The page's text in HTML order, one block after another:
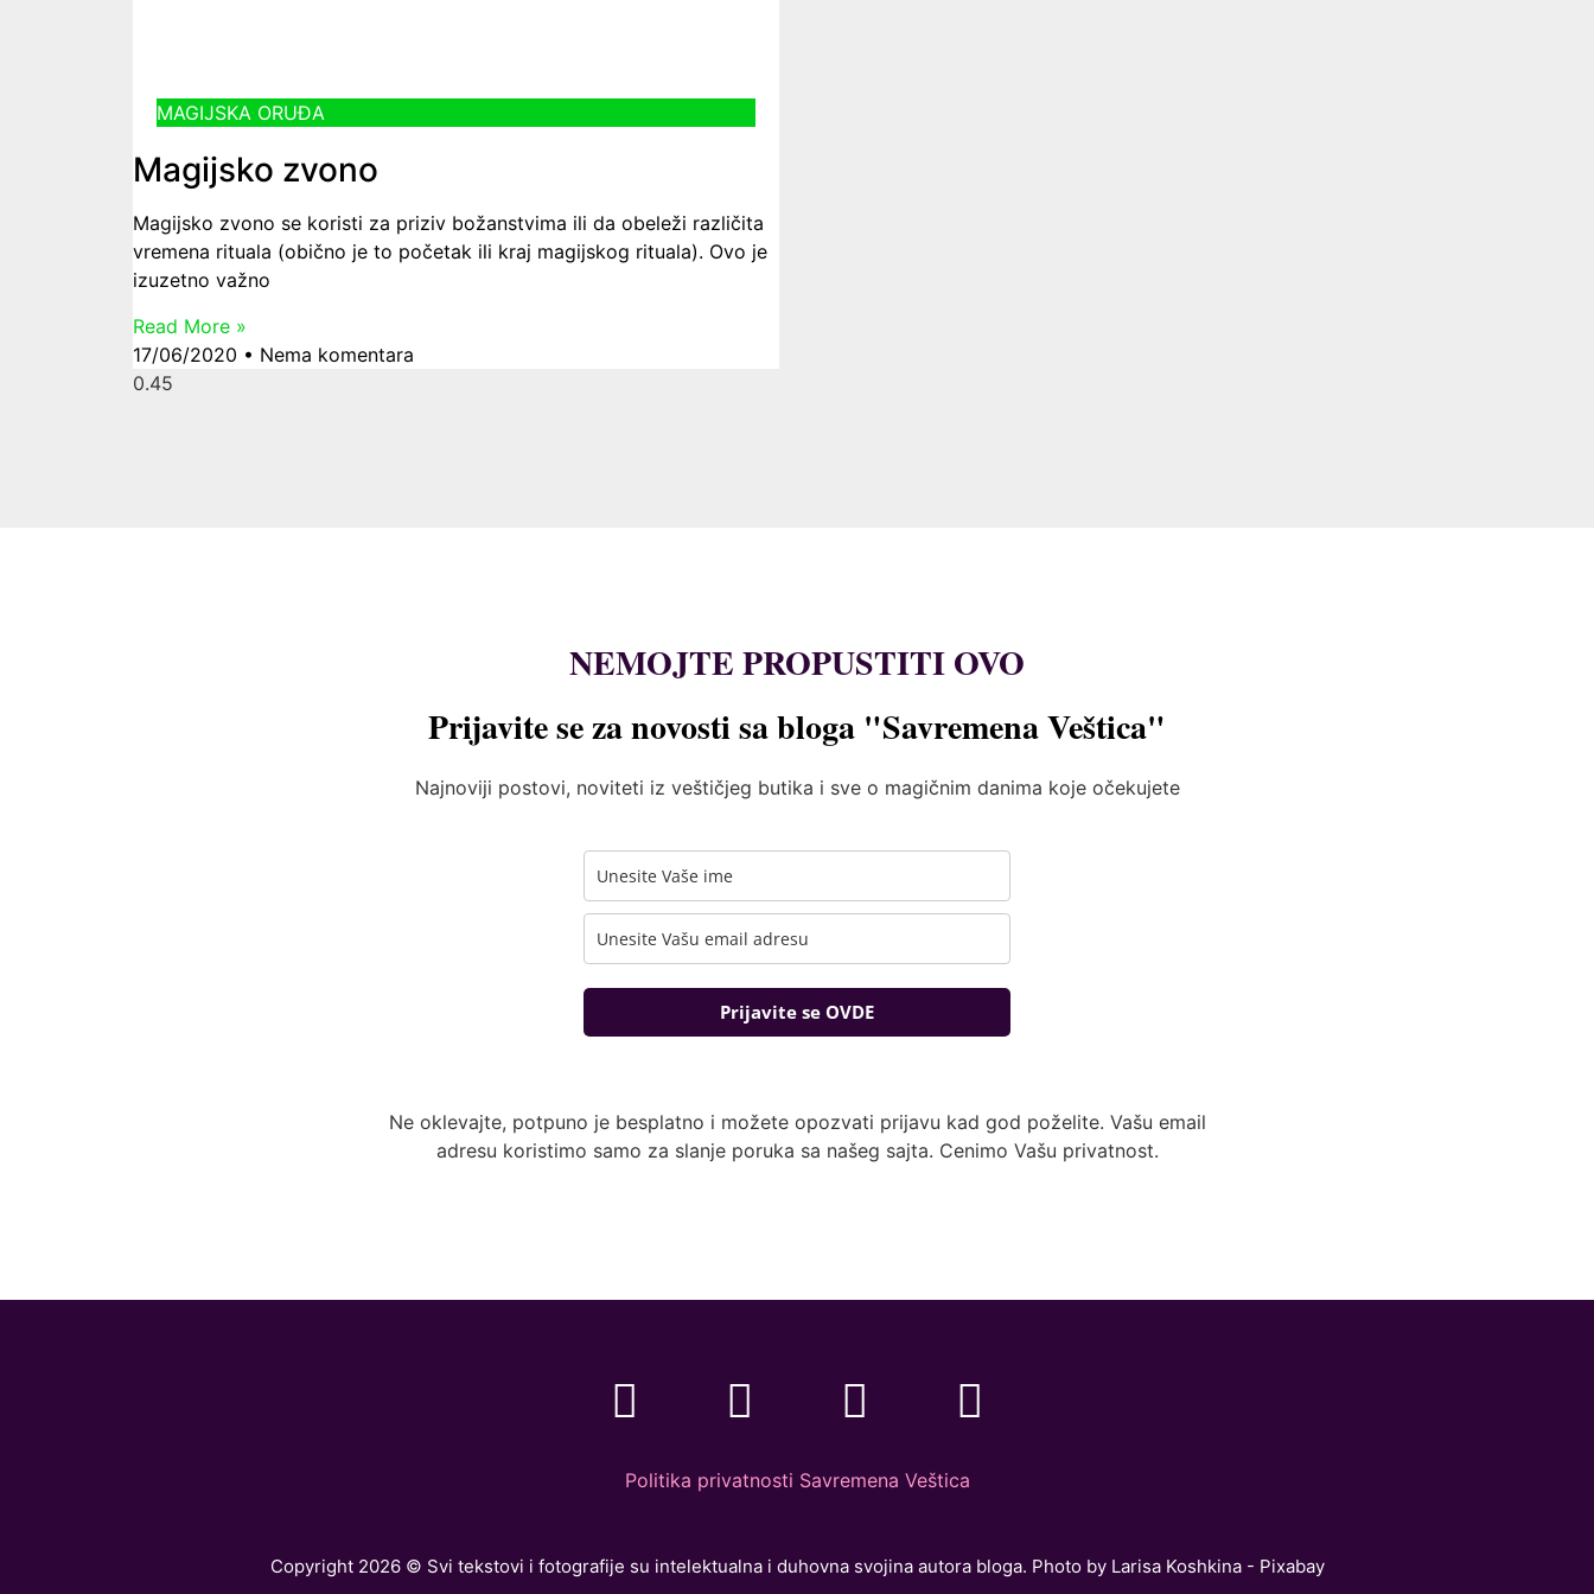
MAGIJSKA ORUĐA
Magijsko zvono
Magijsko zvono se koristi za priziv božanstvima ili da obeleži različita
vremena rituala (obično je to početak ili kraj magijskog rituala). Ovo je
izuzetno važno
Read More »
17/06/2020
Nema komentara
NEMOJTE PROPUSTITI OVO
Prijavite se za novosti sa bloga "Savremena Veštica"
Najnoviji postovi, noviteti iz veštičjeg butika i sve o magičnim danima koje očekujete
Prijavite se OVDE
Ne oklevajte, potpuno je besplatno i možete opozvati prijavu kad god poželite. Vašu email
adresu koristimo samo za slanje poruka sa našeg sajta. Cenimo Vašu privatnost.
Politika privatnosti Savremena Veštica
Copyright 2026 © Svi tekstovi i fotografije su intelektualna i duhovna svojina autora bloga. Photo by Larisa Koshkina - Pixabay